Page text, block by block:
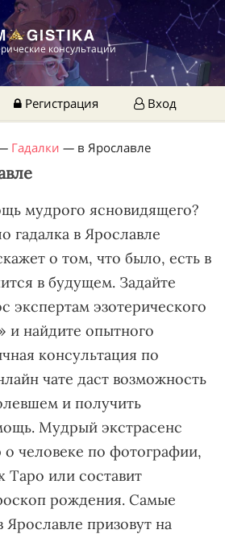
консультации
Регистрация Вход
Гадалки — в Ярославле
мудрого ясновидящего?
гадалка в Ярославле
о том, что было, есть в
в будущем. Задайте
экспертам эзотерического
и найдите опытного
консультация по
чате даст возможность
и получить
Мудрый экстрасенс
человеке по фотографии,
Таро или составит
рождения. Самые
Ярославле призовут на